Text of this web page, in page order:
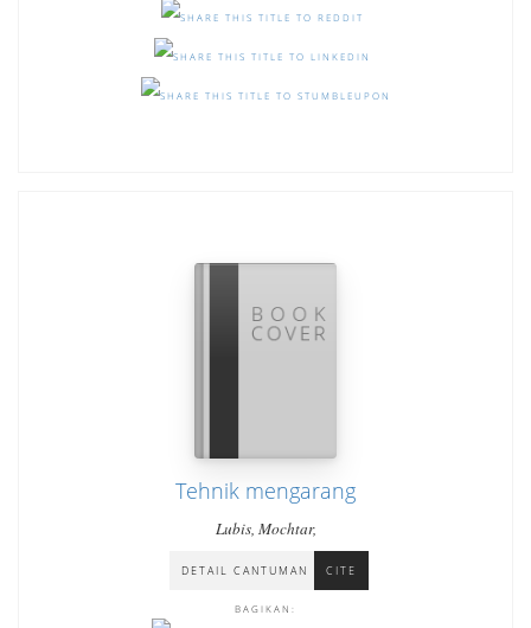
Tehnik mengarang
Lubis, Mochtar,
DETAIL CANTUMAN CITE
BAGIKAN: